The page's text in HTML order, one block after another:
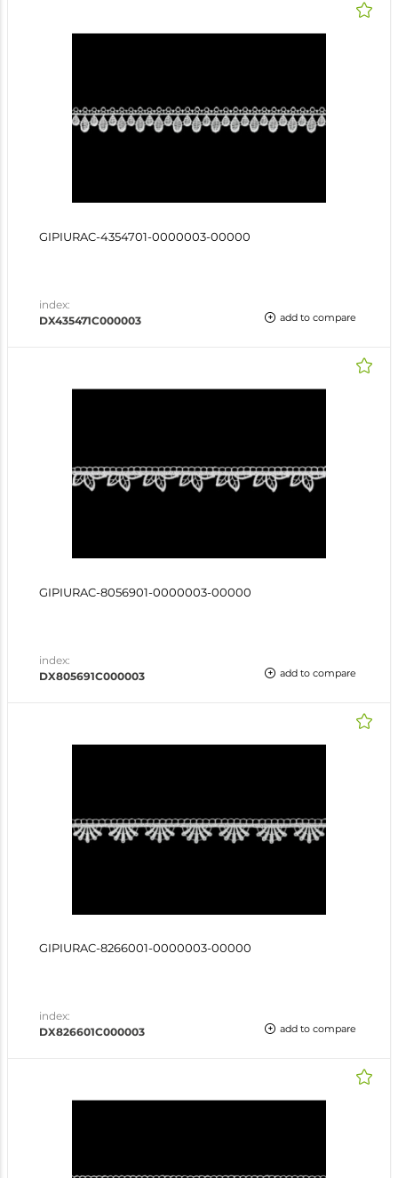
GIPIURAC-4354701-0000003-00000
index:
DX435471C000003
add to compare
GIPIURAC-8056901-0000003-00000
index:
DX805691C000003
add to compare
GIPIURAC-8266001-0000003-00000
index:
DX826601C000003
add to compare